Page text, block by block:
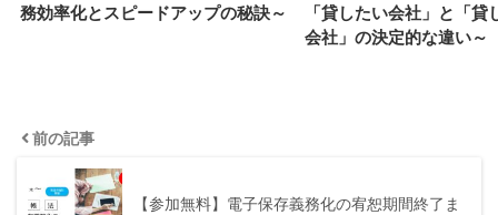
務効率化とスピードアップの秘訣～
「貸したい会社」と「貸
会社」の決定的な違い～
前の記事
【参加無料】電子保存義務化の宥恕期間終了ま